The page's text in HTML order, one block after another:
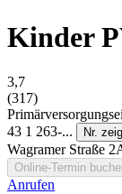
Kinder
3,7
(317)
43 1 263-...
Nr.
Wagramer Straße
Online-Termin
Anrufen